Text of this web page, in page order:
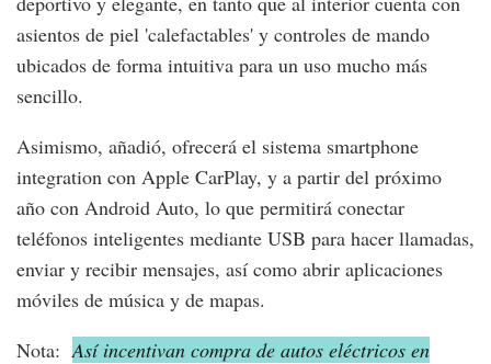
asientos de piel 'calefactables' y controles de mando
ubicados de forma intuitiva para un uso mucho más
sencillo.
Asimismo, añadió, ofrecerá el sistema smartphone
integration con Apple CarPlay, y a partir del próximo
año con Android Auto, lo que permitirá conectar
teléfonos inteligentes mediante USB para hacer llamadas,
enviar y recibir mensajes, así como abrir aplicaciones
móviles de música y de mapas.
Nota: Así incentivan compra de autos eléctricos en